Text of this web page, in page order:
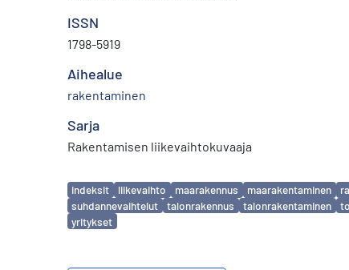
ISSN
1798-5919
Aihealue
rakentaminen
Sarja
Rakentamisen liikevaihtokuvaaja
Avainsanat
indeksit liikevaihto maarakennus maarakentaminen
suhdannevaihtelut
talonrakennus talonrakentaminen
yritykset